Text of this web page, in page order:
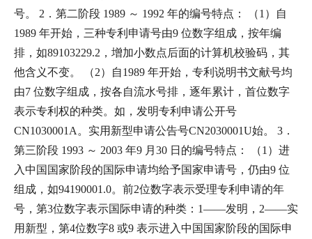
号。 2．第二阶段 1989 ～ 1992 年的编号特点： （1）自
1989 年开始，三种专利申请号由9 位数字组成，按年编
排，如89103229.2，增加小数点后面的计算机校验码，其
他含义不变。 （2）自1989 年开始，专利说明书文献号均
由7 位数字组成，按各自流水号排，逐年累计，首位数字
表示专利权的种类。如，发明专利申请公开号
CN1030001A。实用新型申请公告号CN2030001U始。 3．
第三阶段 1993 ～ 2003 年9 月30 日的编号特点： （1）进
入中国国家阶段的国际申请均给予国家申请号，仍由9 位
组成，如94190001.0。前2位数字表示受理专利申请的年
号，第3位数字表示国际申请的种类：1——发明，2——实
用新型，第4位数字8 或9 表示进入中国国家阶段的国际申